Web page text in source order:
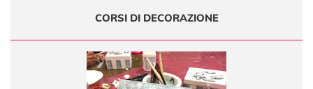
CORSI DI DECORAZIONE